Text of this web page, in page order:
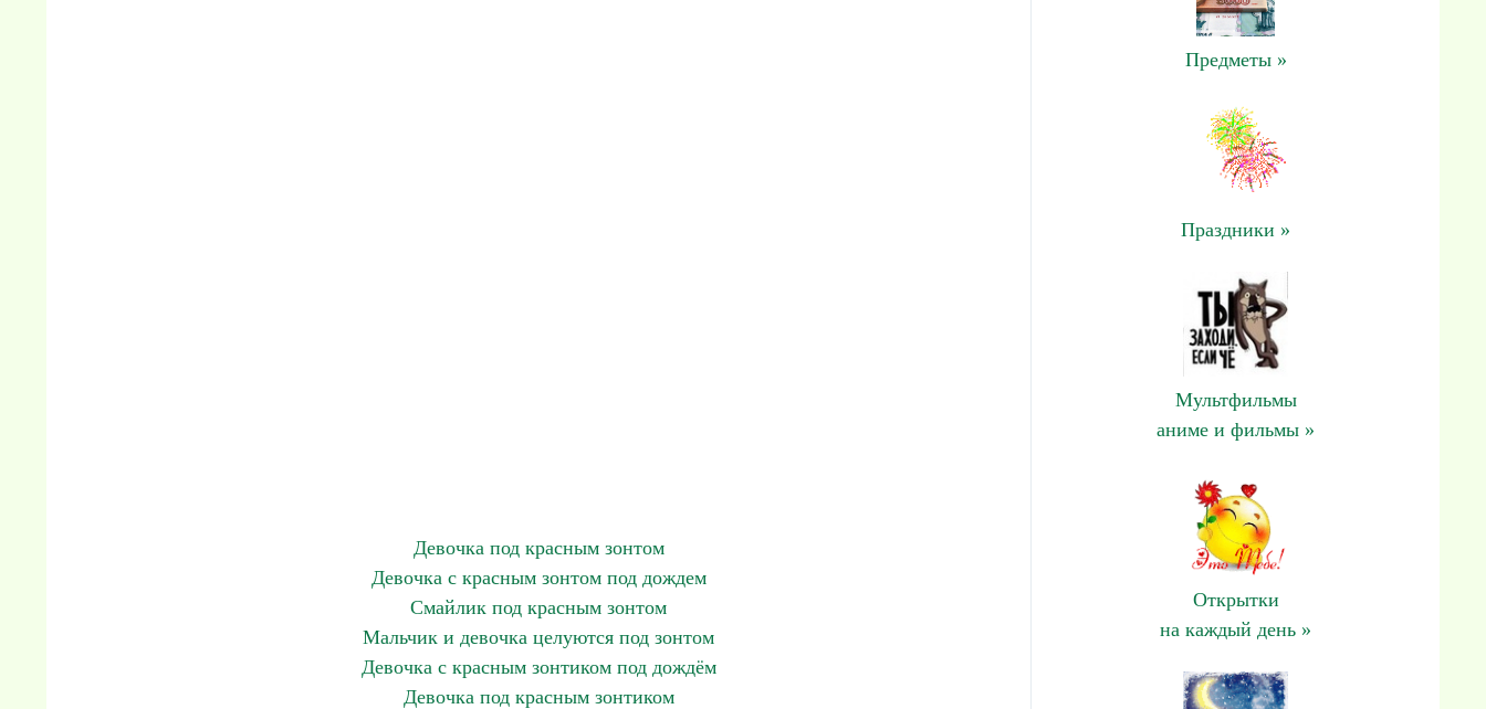
Девочка под красным зонтом
Девочка с красным зонтом под дождем
Смайлик под красным зонтом
Мальчик и девочка целуются под зонтом
Девочка с красным зонтиком под дождём
Девочка под красным зонтиком
Предметы »
Праздники »
Мультфильмы
аниме и фильмы »
Открытки
на каждый день »